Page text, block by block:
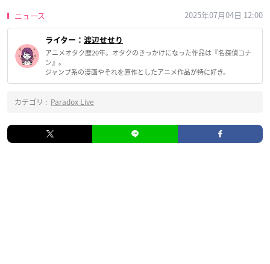
ニュース 2025年07月04日 12:00
ライター： 渡辺せせり
アニメオタク歴20年。オタクのきっかけになった作品は『名探偵コナ
ン』。
ジャンプ系の漫画やそれを原作としたアニメ作品が特に好き。
カテゴリ : Paradox Live